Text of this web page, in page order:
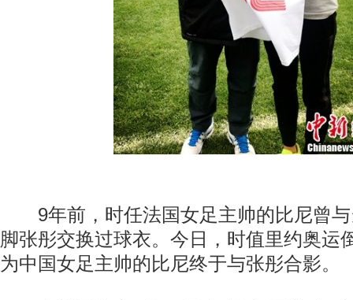
9年前，时任法国女足主帅的比尼曾与
脚张彤交换过球衣。今日，时值里约奥运
为中国女足主帅的比尼终于与张彤合影。